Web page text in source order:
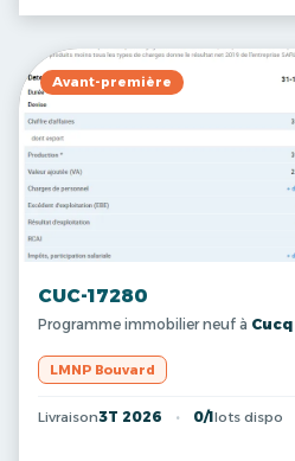
Avant-première
CUC-17280
Programme immobilier neuf à Cucq
LMNP Bouvard
Livraison3T 2026 0/1 lots dispo